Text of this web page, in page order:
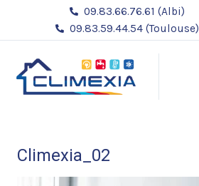
contenu
09.83.66.76.61 (Albi)
09.83.59.44.54 (Toulouse)
Climexia_02